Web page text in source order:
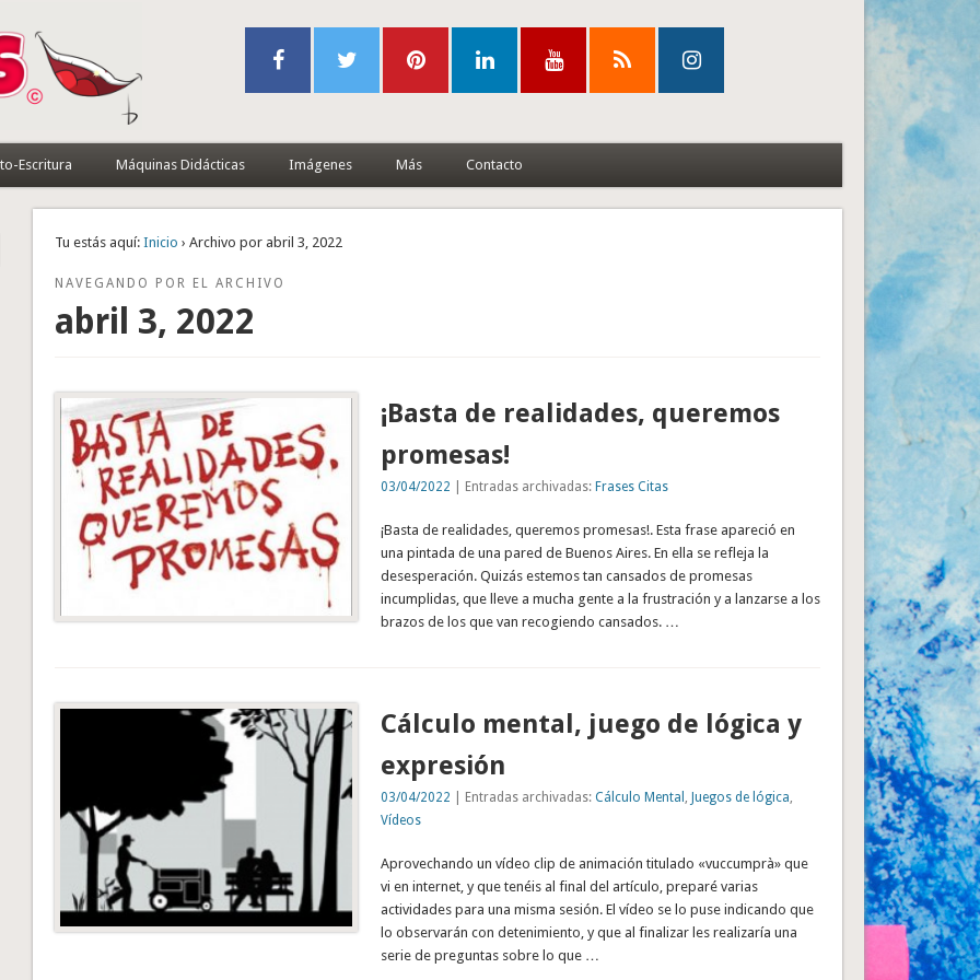
Escritura Máquinas Didácticas Imágenes Más Contacto
Tu estás aquí: Inicio › Archivo por abril 3, 2022
NAVEGANDO POR EL ARCHIVO
abril 3, 2022
¡Basta de realidades, queremos
promesas!
03/04/2022 | Entradas archivadas: Frases Citas
¡Basta de realidades, queremos promesas!. Esta frase apareció en
una pintada de una pared de Buenos Aires. En ella se refleja la
desesperación. Quizás estemos tan cansados de promesas
incumplidas, que lleve a mucha gente a la frustración y a lanzarse a los
brazos de los que van recogiendo cansados. …
Cálculo mental, juego de lógica y
expresión
03/04/2022 | Entradas archivadas: Cálculo Mental , Juegos de lógica,
Vídeos
Aprovechando un vídeo clip de animación titulado «vuccumprà» que
vi en internet, y que tenéis al final del artículo, preparé varias
actividades para una misma sesión. El vídeo se lo puse indicando que
lo observarán con detenimiento, y que al finalizar les realizaría una
serie de preguntas sobre lo que …